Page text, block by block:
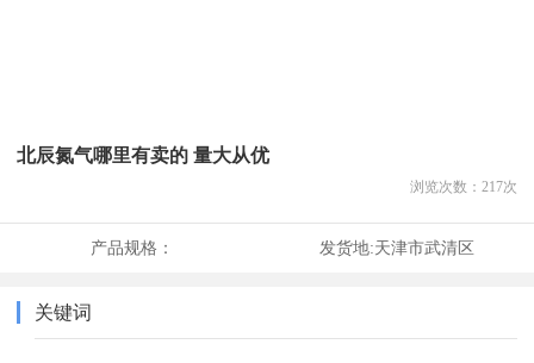
北辰氮气哪里有卖的 量大从优
浏览次数： 217次
产品规格： 发货地:天津市武清区
关键词